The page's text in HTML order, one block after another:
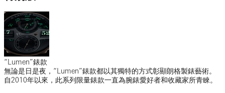
“Lumen”錶款
無論是日是夜，“Lumen”錶款都以其獨特的方式彰顯朗格製錶藝術。
自2010年以來，此系列限量錶款一直為腕錶愛好者和收藏家所青睞。